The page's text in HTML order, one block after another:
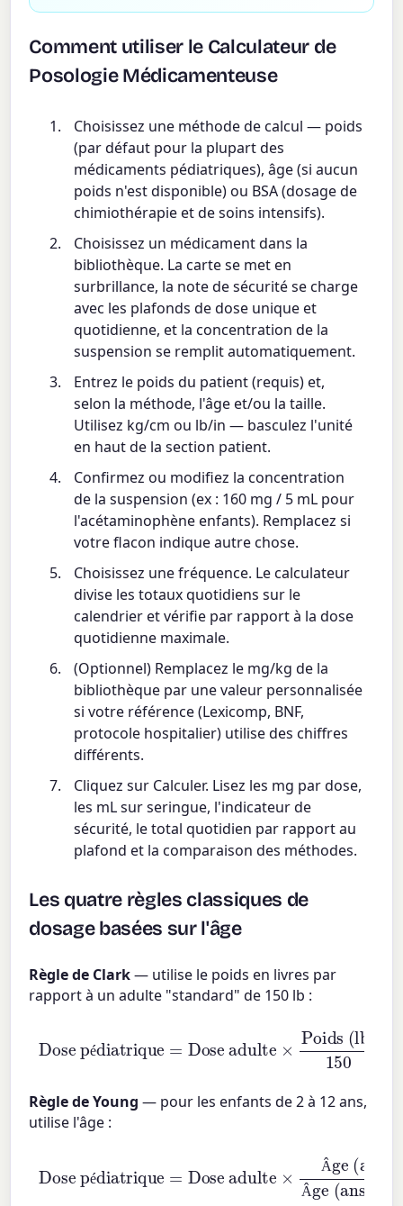
Comment utiliser le Calculateur de
Posologie Médicamenteuse
Choisissez une méthode de calcul — poids
(par défaut pour la plupart des
médicaments pédiatriques), âge (si aucun
poids n'est disponible) ou BSA (dosage de
chimiothérapie et de soins intensifs).
Choisissez un médicament dans la
bibliothèque. La carte se met en
surbrillance, la note de sécurité se charge
avec les plafonds de dose unique et
quotidienne, et la concentration de la
suspension se remplit automatiquement.
Entrez le poids du patient (requis) et,
selon la méthode, l'âge et/ou la taille.
Utilisez kg/cm ou lb/in — basculez l'unité
en haut de la section patient.
Confirmez ou modifiez la concentration
de la suspension (ex : 160 mg / 5 mL pour
l'acétaminophène enfants). Remplacez si
votre flacon indique autre chose.
Choisissez une fréquence. Le calculateur
divise les totaux quotidiens sur le
calendrier et vérifie par rapport à la dose
quotidienne maximale.
(Optionnel) Remplacez le mg/kg de la
bibliothèque par une valeur personnalisée
si votre référence (Lexicomp, BNF,
protocole hospitalier) utilise des chiffres
différents.
Cliquez sur Calculer. Lisez les mg par dose,
les mL sur seringue, l'indicateur de
sécurité, le total quotidien par rapport au
plafond et la comparaison des méthodes.
Les quatre règles classiques de
dosage basées sur l'âge
Règle de Clark— utilise le poids en livres par
rapport à un adulte "standard" de 150 lb :
é
×
Règle de Young — pour les enfants de 2 à 12 ans,
utilise l'âge :
é
Â
Â